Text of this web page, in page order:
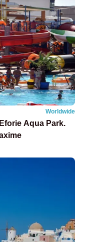
Worldwide
Aqua Park.